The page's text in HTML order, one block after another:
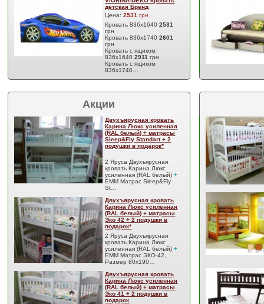
детская Бренд
Цена:2531 грн
Кровать 836х16402531
грн
Кровать 836х17402601
грн
Кровать с ящиком
836х16402911грн
Кровать с ящиком
836х1740…
Акции
Двухъярусная кровать
Карина Люкс усиленная
(RAL белый) + матрасы
Sleep&Fly Standart + 2
подушки в подарок*
2 Яруса Двухъярусная
кровать Карина Люкс
усиленная (RAL белый)+
EMM Матрас Sleep&Fly
St…
Двухъярусная кровать
Карина Люкс усиленная
(RAL белый) + матрасы
Эко 42 + 2 подушки в
подарок*
2 Яруса Двухъярусная
кровать Карина Люкс
усиленная (RAL белый)+
EMM Матрас ЭКО-42,
Размер 80x190…
Двухъярусная кровать
Карина Люкс усиленная
(RAL белый) + матрасы
Эко 41 + 2 подушки в
подарок